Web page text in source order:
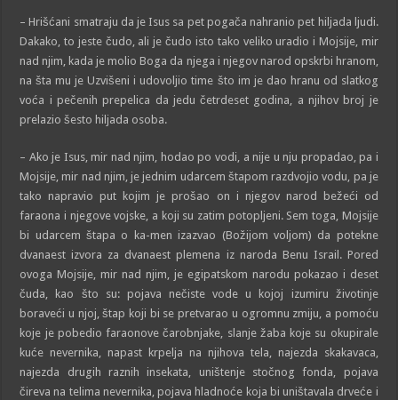
– Hrišćani smatraju da je Isus sa pet pogača nahranio pet hiljada ljudi.
Dakako, to jeste čudo, ali je čudo isto tako veliko uradio i Mojsije, mir
nad njim, kada je molio Boga da njega i njegov narod opskrbi hranom,
na šta mu je Uzvišeni i udovoljio time što im je dao hranu od slatkog
voća i pečenih prepelica da jedu četrdeset godina, a njihov broj je
prelazio šesto hiljada osoba.
– Ako je Isus, mir nad njim, hodao po vodi, a nije u nju propadao, pa i
Mojsije, mir nad njim, je jednim udarcem štapom razdvojio vodu, pa je
tako napravio put kojim je prošao on i njegov narod bežeći od
faraona i njegove vojske, a koji su zatim potopljeni. Sem toga, Mojsije
bi udarcem štapa o ka-men izazvao (Božijom voljom) da potekne
dvanaest izvora za dvanaest plemena iz naroda Benu Israil. Pored
ovoga Mojsije, mir nad njim, je egipatskom narodu pokazao i deset
čuda, kao što su: pojava nečiste vode u kojoj izumiru životinje
boraveći u njoj, štap koji bi se pretvarao u ogromnu zmiju, a pomoću
koje je pobedio faraonove čarobnjake, slanje žaba koje su okupirale
kuće nevernika, napast krpelja na njihova tela, najezda skakavaca,
najezda drugih raznih insekata, uništenje stočnog fonda, pojava
čireva na telima nevernika, pojava hladnoće koja bi uništavala drveće i